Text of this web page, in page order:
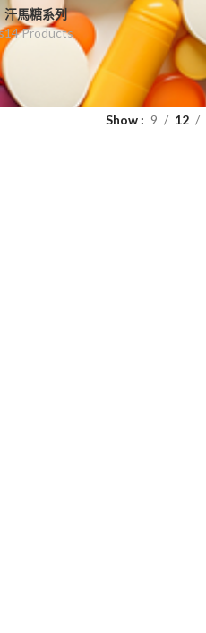
汗馬糖系列
14 Products
Show 9 12